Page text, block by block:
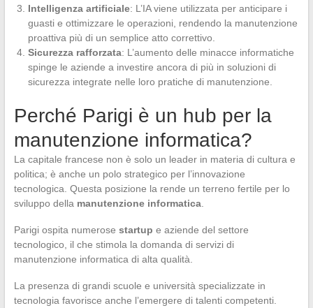
Intelligenza artificiale: L’IA viene utilizzata per anticipare i
guasti e ottimizzare le operazioni, rendendo la manutenzione
proattiva più di un semplice atto correttivo.
Sicurezza rafforzata: L’aumento delle minacce informatiche
spinge le aziende a investire ancora di più in soluzioni di
sicurezza integrate nelle loro pratiche di manutenzione.
Perché Parigi è un hub per la
manutenzione informatica?
La capitale francese non è solo un leader in materia di cultura e
politica; è anche un polo strategico per l’innovazione
tecnologica. Questa posizione la rende un terreno fertile per lo
sviluppo della manutenzione informatica.
Parigi ospita numerose startup e aziende del settore
tecnologico, il che stimola la domanda di servizi di
manutenzione informatica di alta qualità.
La presenza di grandi scuole e università specializzate in
tecnologia favorisce anche l’emergere di talenti competenti.